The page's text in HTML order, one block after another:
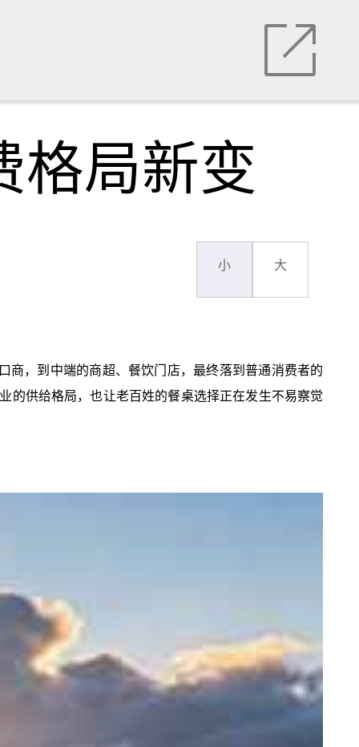
格局新变
小 大
商，到中端的商超、餐饮门店，最终落到普通消费者的
的供给格局，也让老百姓的餐桌选择正在发生不易察觉